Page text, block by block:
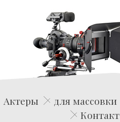
Актеры для массовки
Контакт